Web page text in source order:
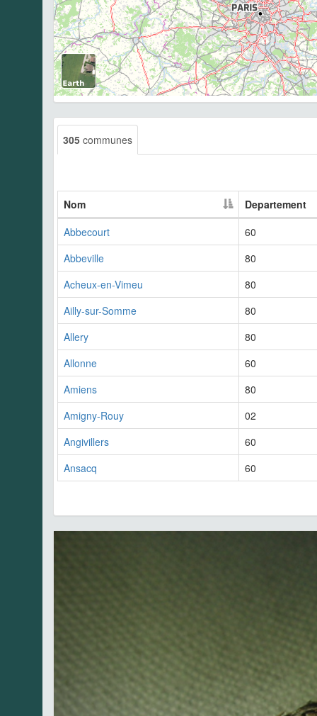
305 communes
Nom
Departement
Abbecourt
60
Abbeville
80
Acheux-en-Vimeu
80
Ailly-sur-Somme
80
Allery
80
Allonne
60
Amiens
80
Amigny-Rouy
02
Angivillers
60
Ansacq
60